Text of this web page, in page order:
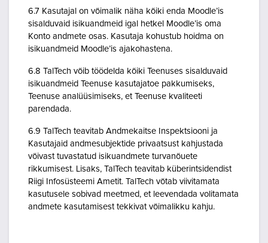
6.7 Kasutajal on võimalik näha kõiki enda Moodle’is
sisalduvaid isikuandmeid igal hetkel Moodle’is oma
Konto andmete osas. Kasutaja kohustub hoidma on
isikuandmeid Moodle’is ajakohastena.
6.8 TalTech võib töödelda kõiki Teenuses sisalduvaid
isikuandmeid Teenuse kasutajatoe pakkumiseks,
Teenuse analüüsimiseks, et Teenuse kvaliteeti
parendada.
6.9 TalTech teavitab Andmekaitse Inspektsiooni ja
Kasutajaid andmesubjektide privaatsust kahjustada
võivast tuvastatud isikuandmete turvanõuete
rikkumisest. Lisaks, TalTech teavitab küberintsidendist
Riigi Infosüsteemi Ametit. TalTech võtab viivitamata
kasutusele sobivad meetmed, et leevendada volitamata
andmete kasutamisest tekkivat võimalikku kahju.